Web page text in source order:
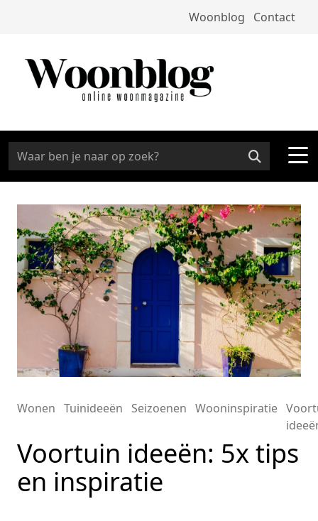
Woonblog Contact
Wonen Tuinideeën Seizoenen Wooninspiratie
Voortuin ideeën: 5x tips
en inspiratie